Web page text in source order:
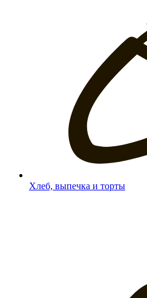
Хлеб, выпечка и торты